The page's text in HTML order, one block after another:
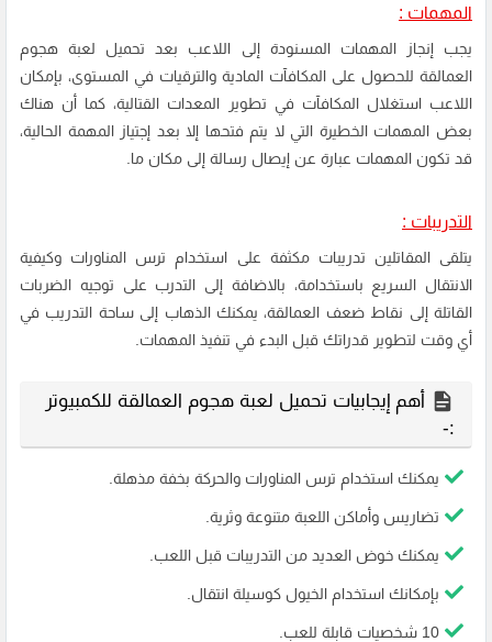
المهمات :
يجب إنجاز المهمات المسنودة إلى اللاعب بعد تحميل لعبة هجوم
العمالقة للحصول على المكافآت المادية والترقيات في المستوى، بإمكان
اللاعب استغلال المكافآت في تطوير المعدات القتالية، كما أن هناك
بعض المهمات الخطيرة التي لا يتم فتحها إلا بعد إجتياز المهمة الحالية،
قد تكون المهمات عبارة عن إيصال رسالة إلى مكان ما.
التدريبات :
يتلقى المقاتلين تدريبات مكثفة على استخدام ترس المناورات وكيفية
الانتقال السريع باستخدامة، بالاضافة إلى التدرب على توجيه الضربات
القاتلة إلى نقاط ضعف العمالقة، يمكنك الذهاب إلى ساحة التدريب في
أي وقت لتطوير قدراتك قبل البدء في تنفيذ المهمات.
أهم إيجابيات تحميل لعبة هجوم العمالقة للكمبيوتر
:-
يمكنك استخدام ترس المناورات والحركة بخفة مذهلة.
تضاريس وأماكن اللعبة متنوعة وثرية.
يمكنك خوض العديد من التدريبات قبل اللعب.
بإمكانك استخدام الخيول كوسيلة انتقال.
10 شخصيات قابلة للعب.